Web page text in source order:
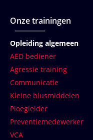
Onze trainingen
Opleiding algemeen
AED bediener
Agressie training
Communicatie
Kleine blusmiddelen
Ploegleider
Preventiemedewerker
VCA